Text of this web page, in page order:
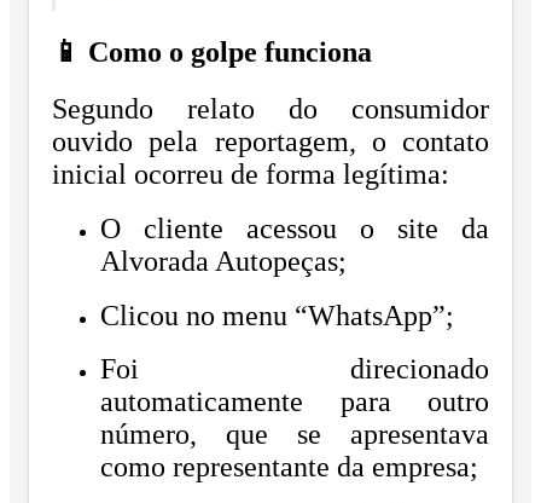
📱 Como o golpe funciona
Segundo relato do consumidor
ouvido pela reportagem, o contato
inicial ocorreu de forma legítima:
O cliente acessou o site da
Alvorada Autopeças;
Clicou no menu “WhatsApp”;
Foi direcionado
automaticamente para outro
número, que se apresentava
como representante da empresa;